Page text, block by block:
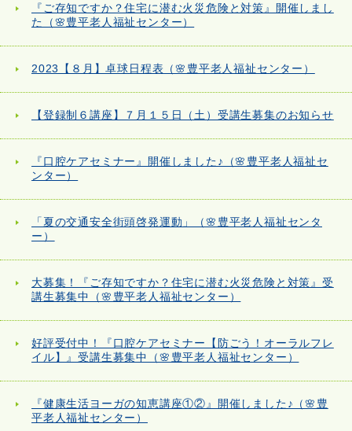
『ご存知ですか？住宅に潜む火災危険と対策』開催しまし
た（🌸豊平老人福祉センター）
2023【８月】卓球日程表（🌸豊平老人福祉センター）
【登録制６講座】７月１５日（土）受講生募集のお知らせ
『口腔ケアセミナー』開催しました♪（🌸豊平老人福祉セ
ンター）
「夏の交通安全街頭啓発運動」（🌸豊平老人福祉センタ
ー）
大募集！『ご存知ですか？住宅に潜む火災危険と対策』受
講生募集中（🌸豊平老人福祉センター）
好評受付中！『口腔ケアセミナー【防ごう！オーラルフレ
イル】』受講生募集中（🌸豊平老人福祉センター）
『健康生活ヨーガの知恵講座①②』開催しました♪（🌸豊
平老人福祉センター）